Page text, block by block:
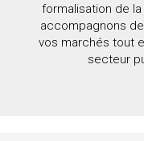
formalisation de
accompagnons
vos marchés tout
secteur